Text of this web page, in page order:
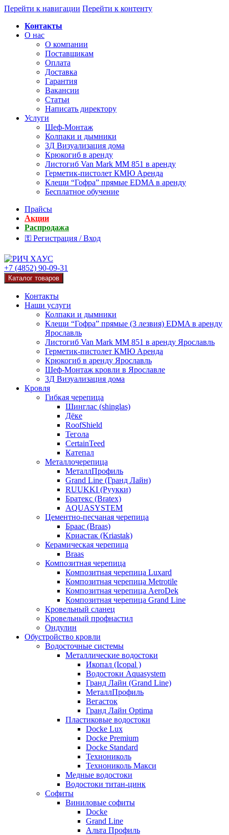
Перейти к навигации Перейти к контенту
Контакты
О нас
О компании
Поставщикам
Оплата
Доставка
Гарантия
Вакансии
Статьи
Написать директору
Услуги
Шеф-Монтаж
Колпаки и дымники
3Д Визуализация дома
Крюкогиб в аренду
Листогиб Van Mark MM 851 в аренду
Герметик-пистолет КМЮ Аренда
Клещи “Гофра” прямые EDMA в аренду
Бесплатное обучение
Прайсы
Акции
Распродажа
⚿ Регистрация / Вход
+7 (4852) 90-09-31
Каталог товаров
Контакты
Наши услуги
Колпаки и дымники
Клещи “Гофра” прямые (3 лезвия) EDMA в аренду
Ярославль
Листогиб Van Mark MM 851 в аренду Ярославль
Герметик-пистолет КМЮ Аренда
Крюкогиб в аренду Ярославль
Шеф-Монтаж кровли в Ярославле
3Д Визуализация дома
Кровля
Гибкая черепица
Шинглас (shinglas)
Дёке
RoofShield
Тегола
CertainTeed
Катепал
Металлочерепица
МеталлПрофиль
Grand Line (Гранд Лайн)
RUUKKI (Руукки)
Братекс (Bratex)
AQUASYSTEM
Цементно-песчаная черепица
Браас (Braas)
Криастак (Kriastak)
Керамическая черепица
Braas
Композитная черепица
Композитная черепица Luxard
Композитная черепица Metrotile
Композитная черепица AeroDek
Композитная черепица Grand Line
Кровельный сланец
Кровельный профнастил
Ондулин
Обустройство кровли
Водосточные системы
Металлические водостоки
Икопал (Icopal )
Водостоки Aquasystem
Гранд Лайн (Grand Line)
МеталлПрофиль
Вегасток
Гранд Лайн Optima
Пластиковые водостоки
Docke Lux
Docke Premium
Docke Standard
Технониколь
Технониколь Макси
Медные водостоки
Водостоки титан-цинк
Софиты
Виниловые софиты
Docke
Grand Line
Альта Профиль